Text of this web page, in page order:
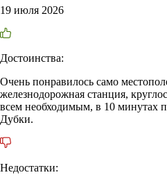
19 июля 2026
Достоинства:
Очень понравилось само
железнодорожная станция,
всем необходимым, в 10 минутах
Дубки.
Недостатки: